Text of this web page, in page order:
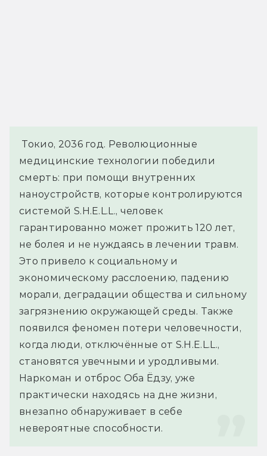
Токио, 2036 год. Революционные
медицинские технологии победили
смерть: при помощи внутренних
наноустройств, которые контролируются
системой S.H.E.L.L., человек
гарантированно может прожить 120 лет,
не болея и не нуждаясь в лечении травм.
Это привело к социальному и
экономическому расслоению, падению
морали, деградации общества и сильному
загрязнению окружающей среды. Также
появился феномен потери человечности,
когда люди, отключённые от S.H.E.L.L.,
становятся увечными и уродливыми.
Наркоман и отброс Оба Ёдзу, уже
практически находясь на дне жизни,
внезапно обнаруживает в себе
невероятные способности.